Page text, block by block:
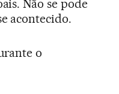
Não se pode
acontecido.
o